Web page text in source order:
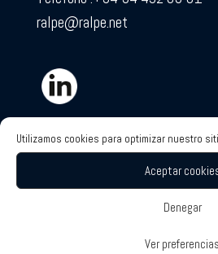
Utilizamos cookies para optimizar nuestro
Aceptar
Denegar
Ver preferencias
ralpe@ralpe.net
Certificados de Calidad